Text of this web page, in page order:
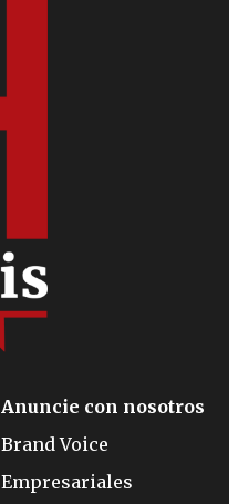
Anuncie con nosotros
Brand Voice
Empresariales